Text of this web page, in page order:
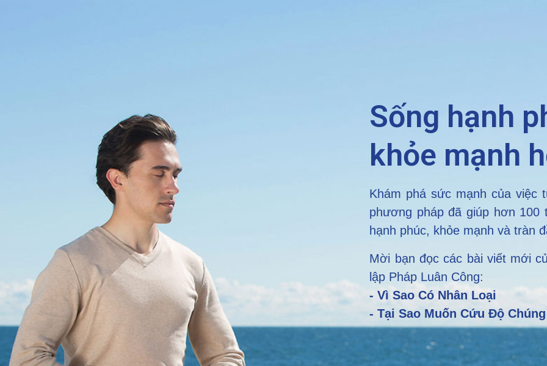
Sống hạnh
khỏe mạnh
Khám phá sức mạnh của việc
phương pháp đã giúp hơn
hạnh phúc, khỏe mạnh và tràn
Mời bạn đọc các bài viết mới
lập Pháp Luân Công:
- Vì Sao Có Nhân Loại
- Tại Sao Muốn Cứu Độ